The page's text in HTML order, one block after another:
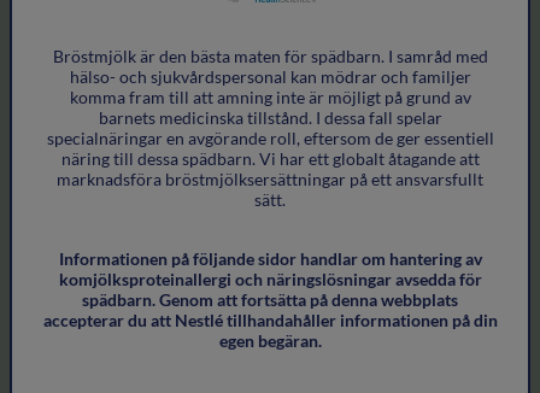
Bröstmjölk är den bästa maten för spädbarn. I samråd med
hälso- och sjukvårdspersonal kan mödrar och familjer
komma fram till att amning inte är möjligt på grund av
barnets medicinska tillstånd. I dessa fall spelar
specialnäringar en avgörande roll, eftersom de ger essentiell
näring till dessa spädbarn. Vi har ett globalt åtagande att
marknadsföra bröstmjölksersättningar på ett ansvarsfullt
sätt.
Informationen på följande sidor handlar om hantering av
komjölksproteinallergi och näringslösningar avsedda för
spädbarn. Genom att fortsätta på denna webbplats
accepterar du att Nestlé tillhandahåller informationen på din
egen begäran.